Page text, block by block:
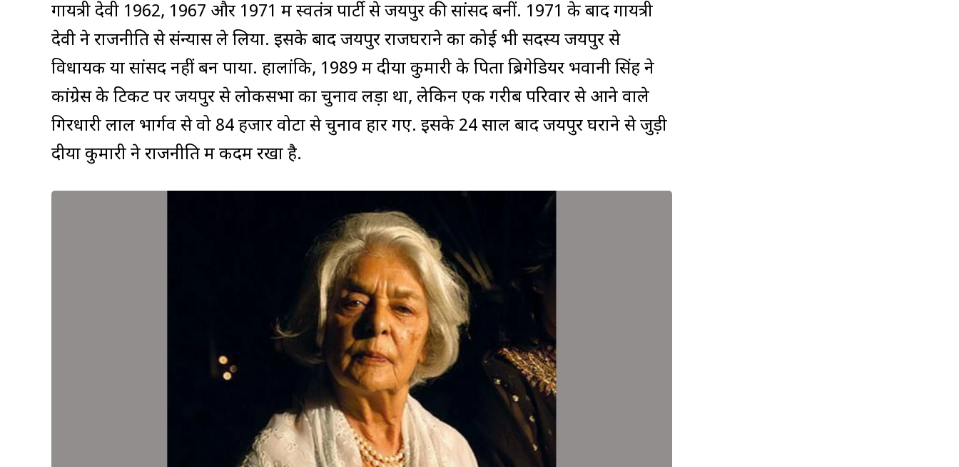
गायत्री देवी 1962, 1967 और 1971 में स्वतंत्र पार्टी से जयपुर की सांसद बनीं. 1971 के बाद गायत्री
देवी ने राजनीति से संन्यास ले लिया. इसके बाद जयपुर राजघराने का कोई भी सदस्य जयपुर से
विधायक या सांसद नहीं बन पाया. हालांकि, 1989 में दीया कुमारी के पिता ब्रिगेडियर भवानी सिंह ने
कांग्रेस के टिकट पर जयपुर से लोकसभा का चुनाव लड़ा था, लेकिन एक गरीब परिवार से आने वाले
गिरधारी लाल भार्गव से वो 84 हजार वोटों से चुनाव हार गए. इसके 24 साल बाद जयपुर घराने से जुड़ी
दीया कुमारी ने राजनीति में कदम रखा है.